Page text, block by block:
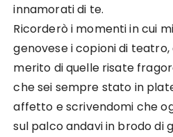
innamorati di te.
Ricorderò i momenti in cui
genovese i copioni di teatro,
merito di quelle risate
che sei sempre stato in
affetto e scrivendomi che
sul palco andavi in brodo di